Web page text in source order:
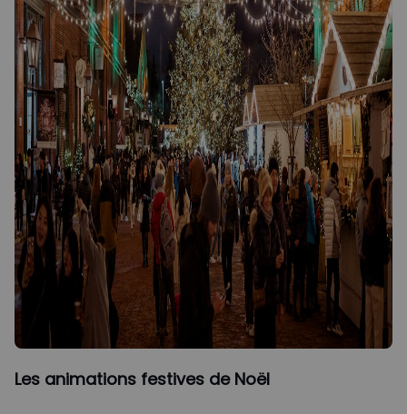
Les animations festives de Noël